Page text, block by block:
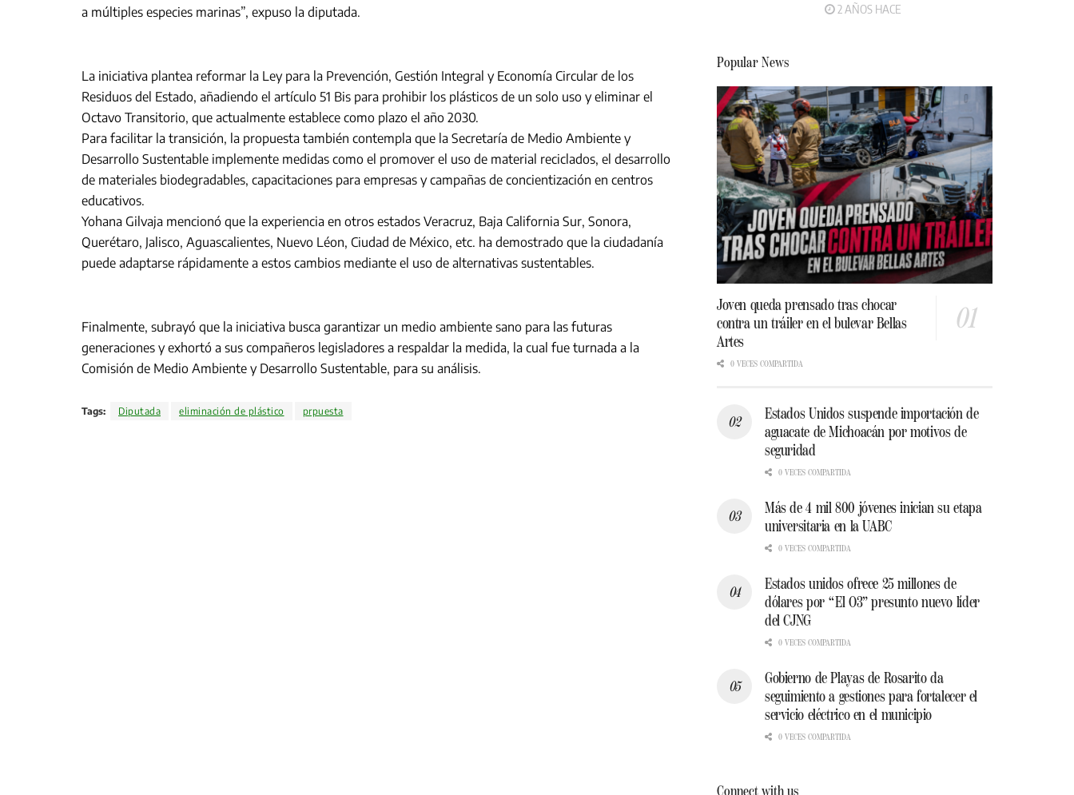
a múltiples especies marinas”, expuso la diputada.
La iniciativa plantea reformar la Ley para la Prevención, Gestión Integral y Economía Circular de los
Residuos del Estado, añadiendo el artículo 51 Bis para prohibir los plásticos de un solo uso y eliminar el
Octavo Transitorio, que actualmente establece como plazo el año 2030.
Para facilitar la transición, la propuesta también contempla que la Secretaría de Medio Ambiente y
Desarrollo Sustentable implemente medidas como el promover el uso de material reciclados, el desarrollo
de materiales biodegradables, capacitaciones para empresas y campañas de concientización en centros
educativos.
Yohana Gilvaja mencionó que la experiencia en otros estados Veracruz, Baja California Sur, Sonora,
Querétaro, Jalisco, Aguascalientes, Nuevo Léon, Ciudad de México, etc. ha demostrado que la ciudadanía
puede adaptarse rápidamente a estos cambios mediante el uso de alternativas sustentables.
Finalmente, subrayó que la iniciativa busca garantizar un medio ambiente sano para las futuras
generaciones y exhortó a sus compañeros legisladores a respaldar la medida, la cual fue turnada a la
Comisión de Medio Ambiente y Desarrollo Sustentable, para su análisis.
Tags: Diputada eliminación de plástico prpuesta
2 AÑOS HACE
Popular News
Joven queda prensado tras chocar
contra un tráiler en el bulevar Bellas
Artes
0 VECES COMPARTIDA
Estados Unidos suspende importación de
aguacate de Michoacán por motivos de
seguridad
0 VECES COMPARTIDA
Más de 4 mil 800 jóvenes inician su etapa
universitaria en la UABC
0 VECES COMPARTIDA
Estados unidos ofrece 25 millones de
dólares por “El O3” presunto nuevo líder
del CJNG
0 VECES COMPARTIDA
Gobierno de Playas de Rosarito da
seguimiento a gestiones para fortalecer el
servicio eléctrico en el municipio
0 VECES COMPARTIDA
Connect with us